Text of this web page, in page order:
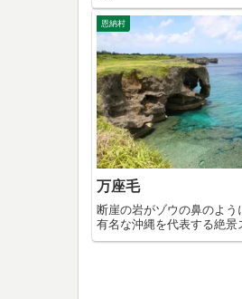
恩納村
万座毛
断崖の岩がゾウの鼻のよう
有名な沖縄を代表する絶景